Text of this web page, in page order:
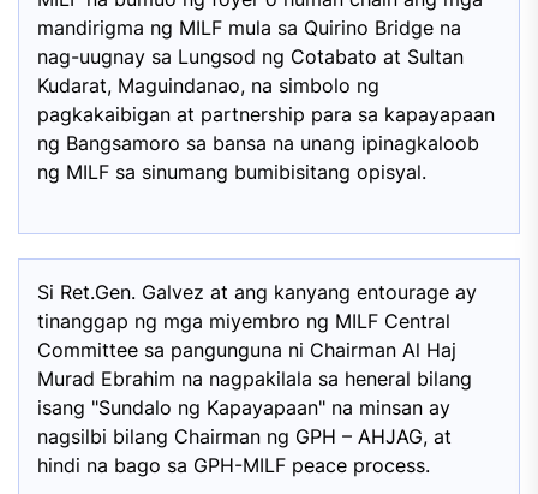
mandirigma ng MILF mula sa Quirino Bridge na
nag-uugnay sa Lungsod ng Cotabato at Sultan
Kudarat, Maguindanao, na simbolo ng
pagkakaibigan at partnership para sa kapayapaan
ng Bangsamoro sa bansa na unang ipinagkaloob
ng MILF sa sinumang bumibisitang opisyal.
Si Ret.Gen. Galvez at ang kanyang entourage ay
tinanggap ng mga miyembro ng MILF Central
Committee sa pangunguna ni Chairman Al Haj
Murad Ebrahim na nagpakilala sa heneral bilang
isang "Sundalo ng Kapayapaan" na minsan ay
nagsilbi bilang Chairman ng GPH – AHJAG, at
hindi na bago sa GPH-MILF peace process.